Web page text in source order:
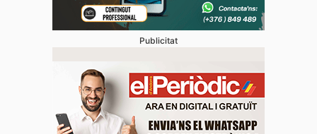
Publicitat